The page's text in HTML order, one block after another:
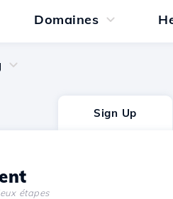
Domaines
Sign Up
étapes